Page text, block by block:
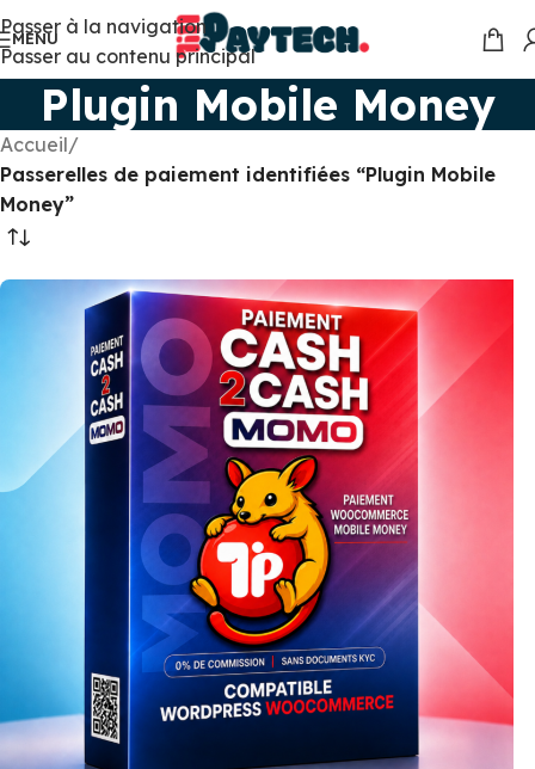
Passer à la navigation
Passer au contenu principal
MENU
Plugin Mobile Money
Accueil/
Passerelles de paiement identifiées “Plugin Mobile
Money”